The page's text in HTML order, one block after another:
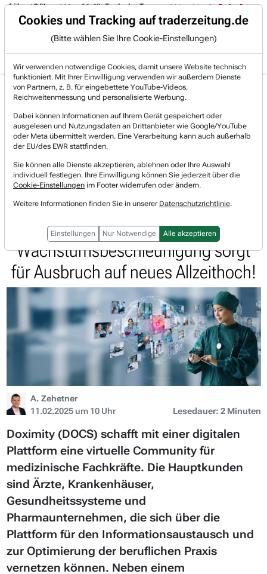
Trading-Room
über +3 %. 16:49 Trade des Tages 16:44 Trade des Tages
Gratis Account Login
Jetzt registrieren und gratis Artikel lesen.
Bereits bei TraderFox registriert? Jetzt anmelden!
Home Börsen-Nachrichten
Aktien on Fire
Doximity schafft eine virtuelle Community medizini...
Doximity Watchlist
Doximity schafft eine virtuelle
Community medizinischer
Fachkräfte -
Wachstumsbeschleunigung sorgt
für Ausbruch auf neues Allzeithoch!
A. Zehetner
11.02.2025 um 10 Uhr
Lesedauer: 2 Minuten
Doximity (DOCS) schafft mit einer digitalen
Plattform eine virtuelle Community für
medizinische Fachkräfte. Die Hauptkunden
sind Ärzte, Krankenhäuser,
Gesundheitssysteme und
Pharmaunternehmen, die sich über die
Plattform für den Informationsaustausch und
zur Optimierung der beruflichen Praxis
vernetzen können. Neben einem
Cookies und Tracking auf traderzeitung.de
(Bitte wählen Sie Ihre Cookie-Einstellungen)
Wir verwenden notwendige Cookies, damit unsere Website technisch
funktioniert. Mit Ihrer Einwilligung verwenden wir außerdem Dienste
von Partnern, z. B. für eingebettete YouTube-Videos,
Reichweitenmessung und personalisierte Werbung.
Dabei können Informationen auf Ihrem Gerät gespeichert oder
ausgelesen und Nutzungsdaten an Drittanbieter wie Google/YouTube
oder Meta übermittelt werden. Eine Verarbeitung kann auch außerhalb
der EU/des EWR stattfinden.
Sie können alle Dienste akzeptieren, ablehnen oder Ihre Auswahl
individuell festlegen. Ihre Einwilligung können Sie jederzeit über die
Cookie-Einstellungen im Footer widerrufen oder ändern.
Weitere Informationen finden Sie in unserer Datenschutzrichtlinie.
Einstellungen Nur Notwendige Alle akzeptieren